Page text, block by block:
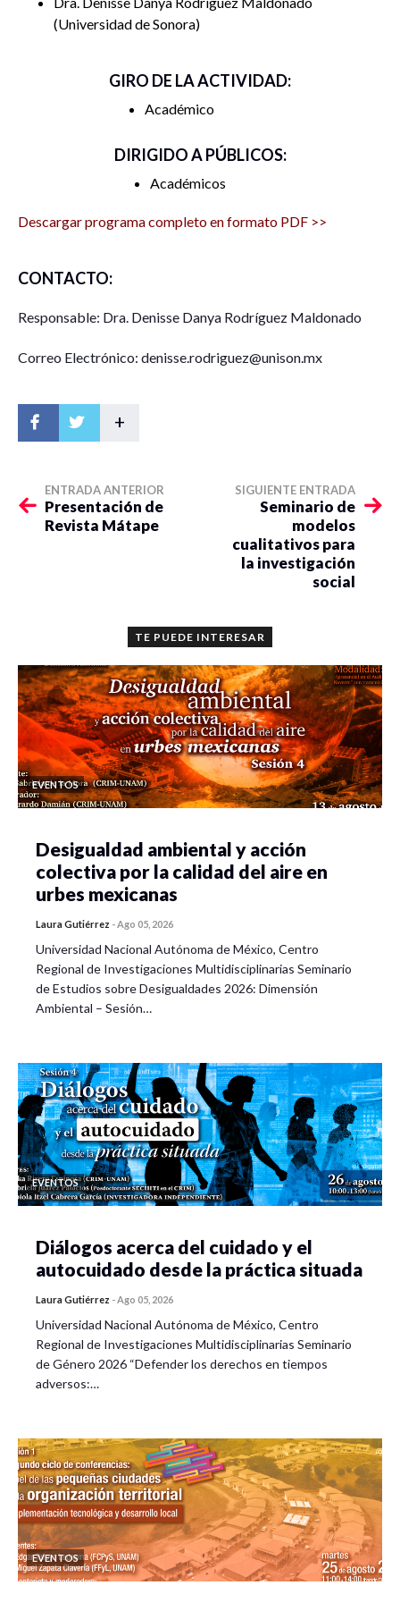
Universidad de Sonora
GIRO DE LA ACTIVIDAD:
Académico
DIRIGIDO A PÚBLICOS:
Académicos
Descargar programa completo en formato PDF >>
CONTACTO:
Responsable: Dra. Denisse Danya Rodríguez Maldonado
Correo Electrónico: denisse.rodriguez@unison.mx
+
ENTRADA ANTERIOR
Presentación de
Revista Mátape
SIGUIENTE ENTRADA
Seminario de
modelos
cualitativos para
la investigación
social
TE PUEDE INTERESAR
EVENTOS
Desigualdad ambiental y acción
colectiva por la calidad del aire en
urbes mexicanas
Laura Gutiérrez - Ago 05, 2026
Universidad Nacional Autónoma de México, Centro
Regional de Investigaciones Multidisciplinarias Seminario
de Estudios sobre Desigualdades 2026: Dimensión
Ambiental – Sesión…
EVENTOS
Diálogos acerca del cuidado y el
autocuidado desde la práctica situada
Laura Gutiérrez - Ago 05, 2026
Universidad Nacional Autónoma de México, Centro
Regional de Investigaciones Multidisciplinarias Seminario
de Género 2026 “Defender los derechos en tiempos
adversos:…
EVENTOS